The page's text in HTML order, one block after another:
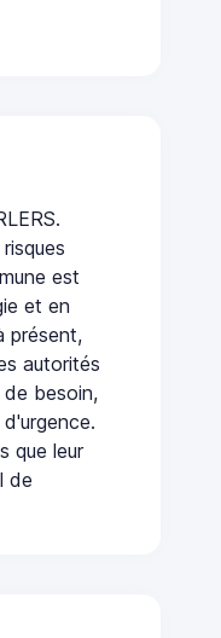
est
et en
présent,
autorités
besoin,
que leur
de